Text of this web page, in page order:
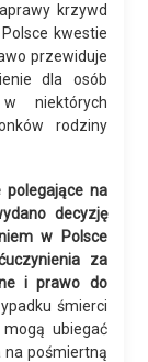
krzywd
kwestie
przewiduje
dla osób
w niektórych
rodziny
polegające na
decyzję
w Polsce
za
i prawo do
śmierci
ubiegać
na pośmiertną